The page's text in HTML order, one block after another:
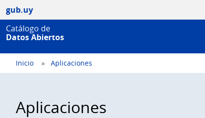
gub.uy
Catálogo de
Datos Abiertos
Inicio Aplicaciones
Aplicaciones